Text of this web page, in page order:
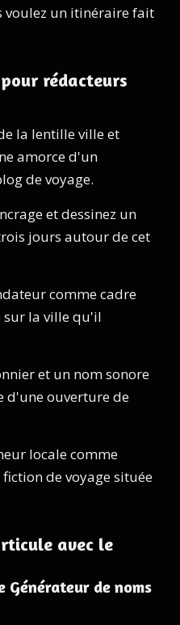
un itinéraire fait
rédacteurs
la lentille ville et
amorce d'un
de voyage.
et dessinez un
jours autour de cet
comme cadre
la ville qu'il
et un nom sonore
d'une ouverture de
locale comme
de voyage située
avec le
Générateur de noms